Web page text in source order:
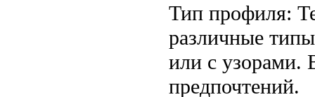
Тип профиля:
различные
или с узорами.
предпочтений.